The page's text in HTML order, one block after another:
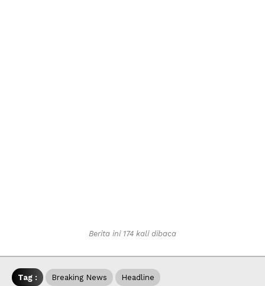
Berita ini 174 kali dibaca
Tag : Breaking News Headline